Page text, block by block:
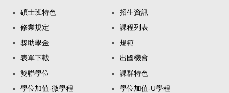
碩士班特色
招生資訊
修業規定
課程列表
獎助學金
規範
表單下載
出國機會
雙聯學位
課群特色
學位加值-微學程
學位加值-U學程